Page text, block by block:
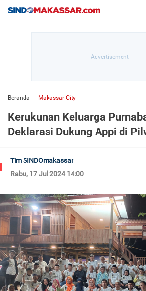
Beranda Makassar City
Kerukunan Keluarga
Deklarasi Dukung Appi di
Tim SINDOmakassar
Rabu, 17 Jul 2024 14:00